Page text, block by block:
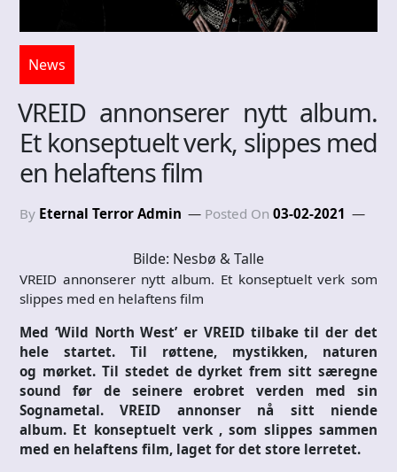
News
VREID annonserer nytt album.
Et konseptuelt verk, slippes med
en helaftens film
By Eternal Terror Admin Posted On 03-02-2021
Bilde: Nesbø & Talle
VREID annonserer nytt album. Et konseptuelt verk som
slippes med en helaftens film
Med ‘Wild North West’ er VREID tilbake til der det
hele startet. Til røttene, mystikken, naturen
og mørket. ­­­­­­­­Til stedet de dyrket frem sitt særegne
sound før de seinere erobret verden med sin
Sognametal. VREID annonser nå sitt niende
album. Et konseptuelt verk , som slippes sammen
med en helaftens film, laget for det store lerretet.